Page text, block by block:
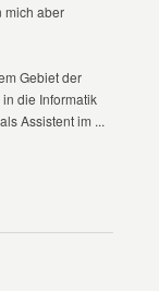
mich aber
Gebiet der
die Informatik
Assistent im ...